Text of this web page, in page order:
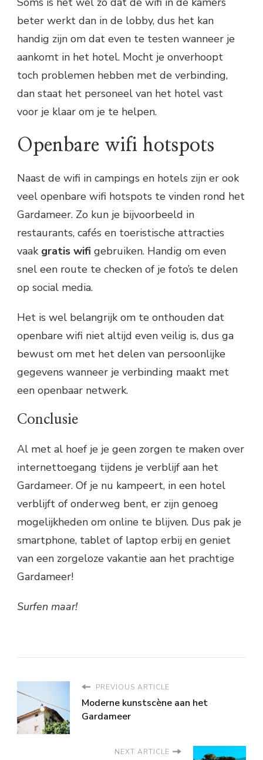
beter werkt dan in de lobby, dus het kan
handig zijn om dat even te testen wanneer je
aankomt in het hotel. Mocht je onverhoopt
toch problemen hebben met de verbinding,
dan staat het personeel van het hotel vast
voor je klaar om je te helpen.
Openbare wifi hotspots
Naast de wifi in campings en hotels zijn er ook
veel openbare wifi hotspots te vinden rond het
Gardameer. Zo kun je bijvoorbeeld in
restaurants, cafés en toeristische attracties
vaak gratis wifi gebruiken. Handig om even
snel een route te checken of je foto’s te delen
op social media.
Het is wel belangrijk om te onthouden dat
openbare wifi niet altijd even veilig is, dus ga
bewust om met het delen van persoonlijke
gegevens wanneer je verbinding maakt met
een openbaar netwerk.
Conclusie
Al met al hoef je je geen zorgen te maken over
internettoegang tijdens je verblijf aan het
Gardameer. Of je nu kampeert, in een hotel
verblijft of onderweg bent, er zijn genoeg
mogelijkheden om online te blijven. Dus pak je
smartphone, tablet of laptop erbij en geniet
van een zorgeloze vakantie aan het prachtige
Gardameer!
Surfen maar!
PREVIOUS ARTICLE
Moderne kunstscène aan het
Gardameer
NEXT ARTICLE